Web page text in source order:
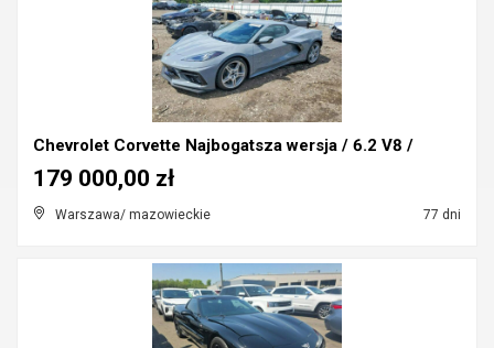
Chevrolet Corvette Najbogatsza wersja / 6.2 V8 /
Warszawa/ mazowieckie 77 dni
179 000,00 zł